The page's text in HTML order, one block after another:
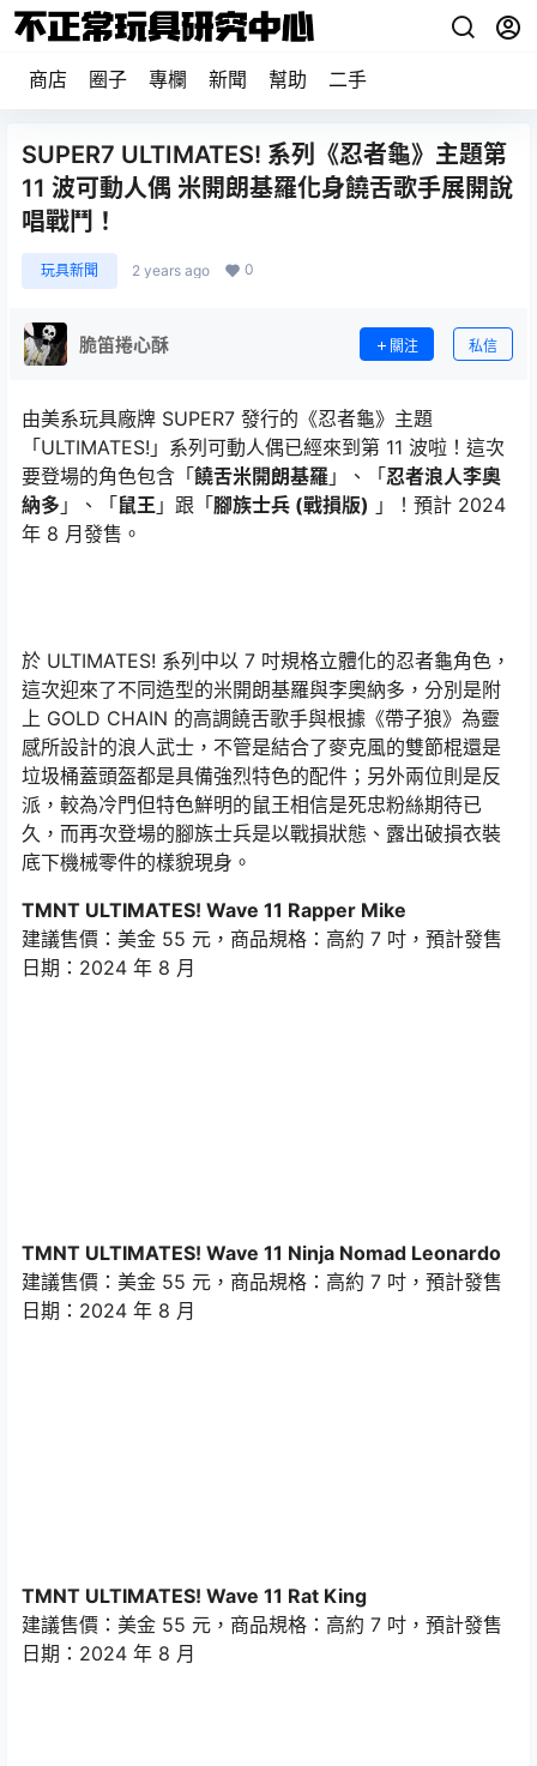
商店 圈子 專欄 新聞 幫助 二手
SUPER7 ULTIMATES! 系列《忍者龜》主題第
11 波可動人偶 米開朗基羅化身饒舌歌手展開說
唱戰鬥！
玩具新聞 2 years ago 0
脆笛捲心酥 關注 私信
由美系玩具廠牌 SUPER7 發行的《忍者龜》主題
「ULTIMATES!」系列可動人偶已經來到第 11 波啦！這次
要登場的角色包含「饒舌米開朗基羅 」、「忍者浪人李奧
納多 」、「鼠王 」跟「腳族士兵 (戰損版) 」！預計 2024
年 8 月發售。
於 ULTIMATES! 系列中以 7 吋規格立體化的忍者龜角色，
這次迎來了不同造型的米開朗基羅與李奧納多，分別是附
上 GOLD CHAIN 的高調饒舌歌手與根據《帶子狼》為靈
感所設計的浪人武士，不管是結合了麥克風的雙節棍還是
垃圾桶蓋頭盔都是具備強烈特色的配件；另外兩位則是反
派，較為冷門但特色鮮明的鼠王相信是死忠粉絲期待已
久，而再次登場的腳族士兵是以戰損狀態、露出破損衣裝
底下機械零件的樣貌現身。
TMNT ULTIMATES! Wave 11 Rapper Mike
建議售價：美金 55 元，商品規格：高約 7 吋，預計發售
日期：2024 年 8 月
TMNT ULTIMATES! Wave 11 Ninja Nomad Leonardo
建議售價：美金 55 元，商品規格：高約 7 吋，預計發售
日期：2024 年 8 月
TMNT ULTIMATES! Wave 11 Rat King
建議售價：美金 55 元，商品規格：高約 7 吋，預計發售
日期：2024 年 8 月